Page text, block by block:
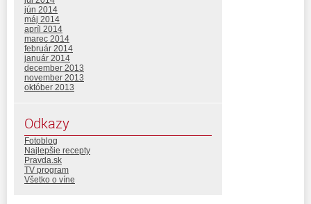
jún 2014
máj 2014
apríl 2014
marec 2014
február 2014
január 2014
december 2013
november 2013
október 2013
Odkazy
Fotoblog
Najlepšie recepty
Pravda.sk
TV program
Všetko o víne